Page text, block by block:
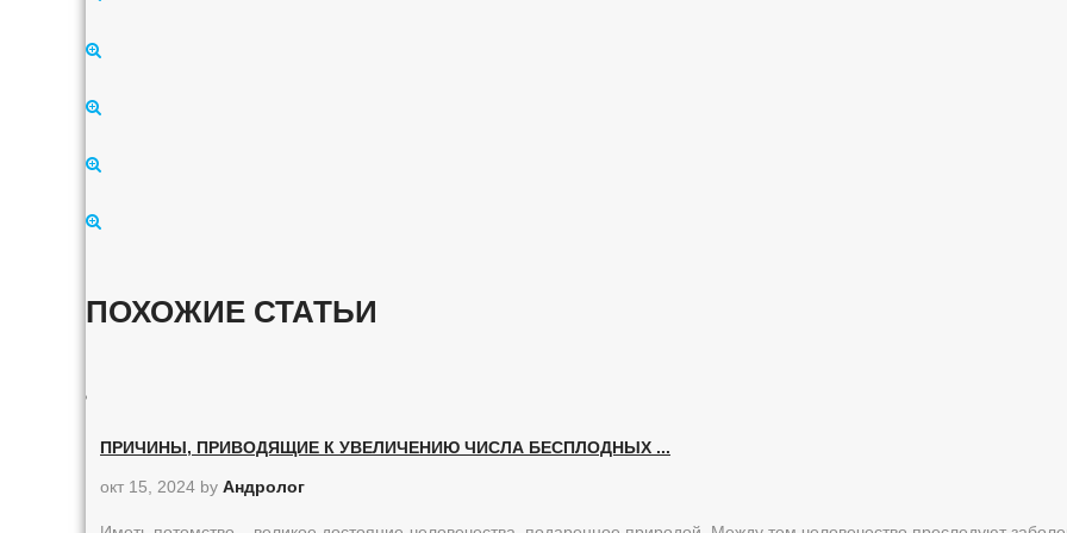
ПОХОЖИЕ СТАТЬИ
ПРИЧИНЫ, ПРИВОДЯЩИЕ К УВЕЛИЧЕНИЮ ЧИСЛА БЕСПЛОДНЫХ ...
окт 15, 2024 by Андролог